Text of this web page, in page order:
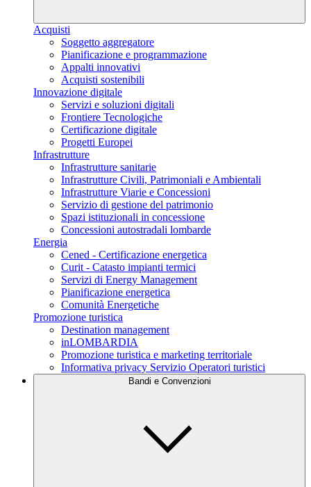
Acquisti
Soggetto aggregatore
Pianificazione e programmazione
Appalti innovativi
Acquisti sostenibili
Innovazione digitale
Servizi e soluzioni digitali
Frontiere Tecnologiche
Certificazione digitale
Progetti Europei
Infrastrutture
Infrastrutture sanitarie
Infrastrutture Civili, Patrimoniali e Ambientali
Infrastrutture Viarie e Concessioni
Servizio di gestione del patrimonio
Spazi istituzionali in concessione
Concessioni autostradali lombarde
Energia
Cened - Certificazione energetica
Curit - Catasto impianti termici
Servizi di Energy Management
Pianificazione energetica
Comunità Energetiche
Promozione turistica
Destination management
inLOMBARDIA
Promozione turistica e marketing territoriale
Informativa privacy Servizio Operatori turistici
Bandi e Convenzioni